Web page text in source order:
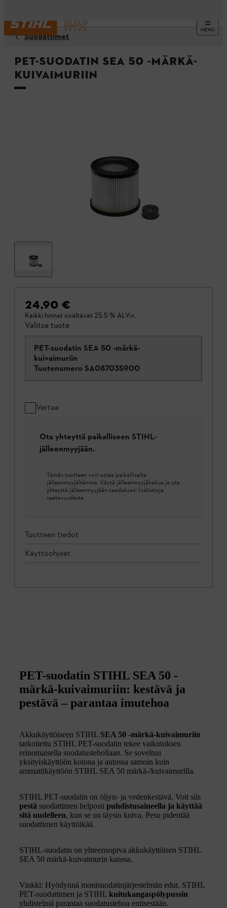
MENU
Suodattimet
PET-suodatin SEA 50 -märkä-
kuivaimuriin
24,90 €
Kaikki hinnat sisältävät 25.5 % ALV:n.
Valitse tuote
PET-suodatin SEA 50 -märkä-
kuivaimuriin
Tuotenumero SA087035900
Vertaa
Ota yhteyttä paikalliseen STIHL-
jälleenmyyjään.
Tämän tuotteen voit ostaa paikalliselta
jälleenmyyjältämme. Käytä jälleenmyyjähakua ja ota
yhteyttä jälleenmyyjään saadaksesi lisätietoja
saatavuudesta.
Tuotteen tiedot
Käyttöohjeet
PET-suodatin STIHL SEA 50 -
märkä-kuivaimuriin: kestävä ja
pestävä – parantaa imutehoa
Akkukäyttöiseen STIHL SEA 50 -märkä-kuivaimuriin
tarkoitettu STIHL PET-suodatin tekee vaikutuksen
erinomaisella suodatustehollaan. Se soveltuu
yksityiskäyttöön kotona ja autossa samoin kuin
ammattikäyttöön STIHL SEA 50 märkä-/kuivaimurilla.
STIHL PET-suodatin on öljyn- ja vedenkestävä. Voit siis
pestä suodattimen helposti puhdistusaineella ja käyttää
sitä uudelleen, kun se on täysin kuiva. Pesu pidentää
suodattimen käyttöikää.
STIHL-suodatin on yhteensopiva akkukäyttöisen STIHL
SEA 50 märkä-kuivaimurin kanssa.
Vinkki: Hyödynnä monisuodatinjärjestelmän edut. STIHL
PET-suodattimen ja STIHL kuitukangaspölypussin
yhdistelmä parantaa suodatustehoa entisestään.